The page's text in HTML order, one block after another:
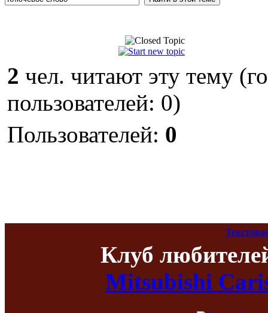
2 чел. читают эту тему
пользователей: 0)
Пользователей: 0
Клуб
Mitsubishi